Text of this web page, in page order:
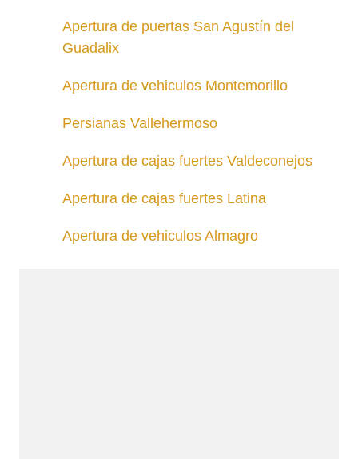
Apertura de puertas San Agustín del
Guadalix
Apertura de vehiculos Montemorillo
Persianas Vallehermoso
Apertura de cajas fuertes Valdeconejos
Apertura de cajas fuertes Latina
Apertura de vehiculos Almagro